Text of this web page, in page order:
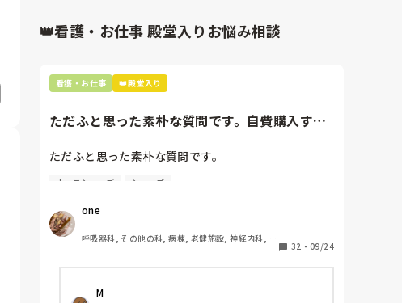
＾
👑看護・お仕事 殿堂入りお悩み相談
看護・お仕事 👑殿堂入り
ただふと思った素朴な質問です。自費購入する
ただふと思った素朴な質問です。
自費購入するナースシューズ(職場で使用してる靴)っ
ますか？
わたしの職場の指定は「白のスニーカー」。
すぐに汚くなるので1,500円は絶対に超えたくない思
た時に買って半年〜1年未満で交換しています。
ナースシューズ シューズ
one
呼吸器科, その他の科, 病棟, 老健施設, 神経内科, 一
32 ・ 09/24
M